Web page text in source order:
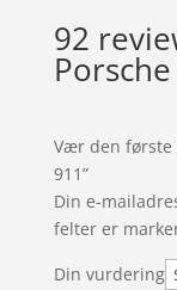
92
Porsche
Vær den første
911”
Din e-
felter er
Din vurdering